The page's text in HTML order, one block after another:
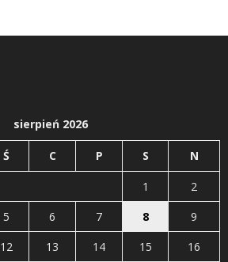
sierpień 2026
Ś C P S N
1
2
5 6 7 8
9
12 13 14 15
16